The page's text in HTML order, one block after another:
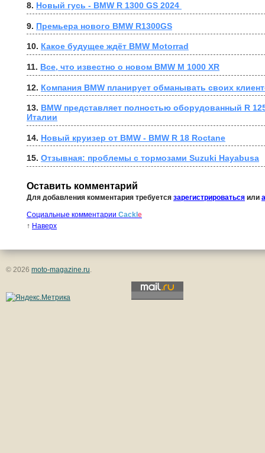
8. Новый гусь - BMW R 1300 GS 2024
9. Премьера нового BMW R1300GS
10. Какое будущее ждёт BMW Motorrad
11. Все, что известно о новом BMW M 1000 XR
12. Компания BMW планирует обманывать своих
13. BMW представляет полностью оборудованный R
Италии
14. Новый круизер от BMW - BMW R 18 Roctane
15. Отзывная: проблемы с тормозами Suzuki Hayabusa
Оставить комментарий
Для добавления комментария требуется зарегистрироваться или
Социальные комментарии Cackl e
↑ Наверх
© 2026 moto-magazine.ru.